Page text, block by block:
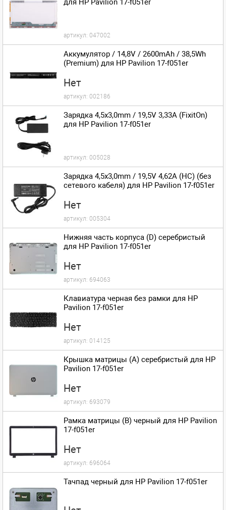
для HP Pavilion 17-f051er
артикул: 047002
Аккумулятор / 14,8V / 2600mAh / 38,5Wh
(Premium) для HP Pavilion 17-f051er
Нет
артикул: 002186
Зарядка 4,5x3,0mm / 19,5V 3,33A (FixitOn)
для HP Pavilion 17-f051er
артикул: 005028
Зарядка 4,5x3,0mm / 19,5V 4,62A (HC) (без
сетевого кабеля) для HP Pavilion 17-f051er
Нет
артикул: 005304
Нижняя часть корпуса (D) серебристый
для HP Pavilion 17-f051er
Нет
артикул: 694063
Клавиатура черная без рамки для HP
Pavilion 17-f051er
Нет
артикул: 014125
Крышка матрицы (A) серебристый для HP
Pavilion 17-f051er
Нет
артикул: 693079
Рамка матрицы (B) черный для HP Pavilion
17-f051er
Нет
артикул: 696064
Тачпад черный для HP Pavilion 17-f051er